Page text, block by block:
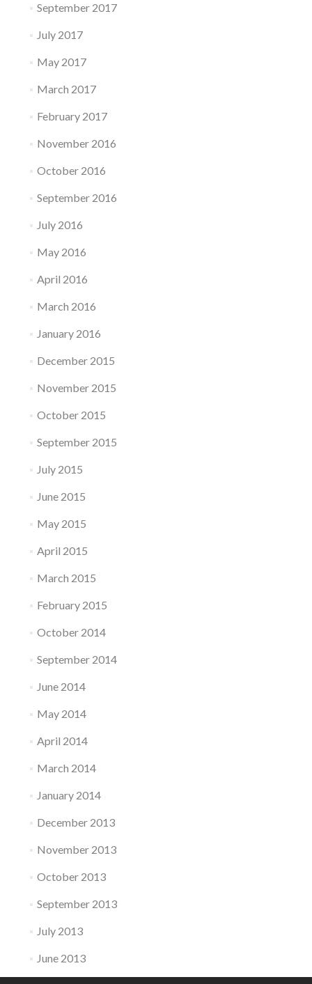
September 2017
July 2017
May 2017
March 2017
February 2017
November 2016
October 2016
September 2016
July 2016
May 2016
April 2016
March 2016
January 2016
December 2015
November 2015
October 2015
September 2015
July 2015
June 2015
May 2015
April 2015
March 2015
February 2015
October 2014
September 2014
June 2014
May 2014
April 2014
March 2014
January 2014
December 2013
November 2013
October 2013
September 2013
July 2013
June 2013